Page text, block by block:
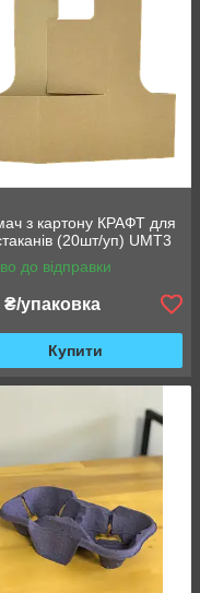
з картону КРАФТ для
(20шт/уп) UMT3
до відправки
₴/упаковка
Купити